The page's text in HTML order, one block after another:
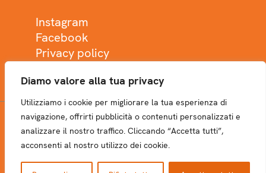
Diamo valore alla tua privacy
Utilizziamo i cookie per migliorare la tua esperienza di
navigazione, offrirti pubblicità o contenuti personalizzati e
analizzare il nostro traffico. Cliccando “Accetta tutti”,
acconsenti al nostro utilizzo dei cookie.
Instagram
Facebook
Privacy policy
NEWSLETTER